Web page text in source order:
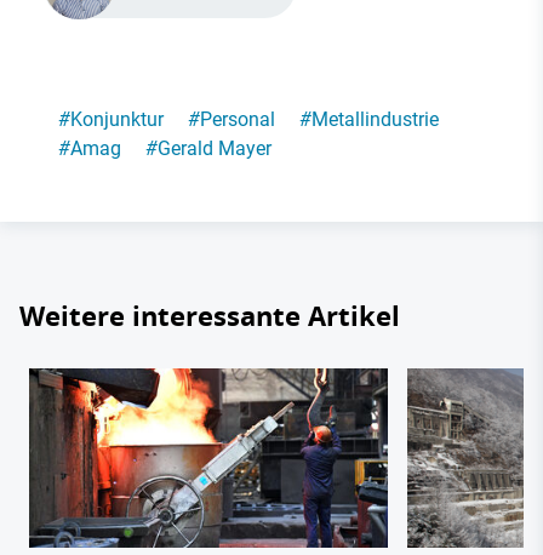
#Konjunktur #Personal #Metallindustrie
#Amag #Gerald Mayer
Weitere interessante Artikel